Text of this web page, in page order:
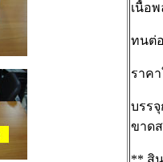
เนื้อ
ทนต่
ราค
บรร
ขาด
** สิ